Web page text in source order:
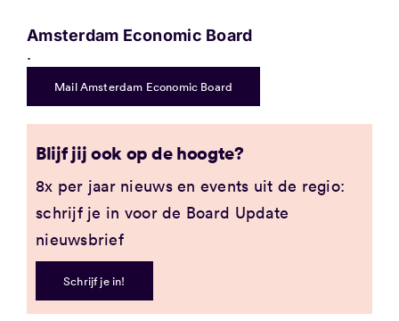
Amsterdam Economic Board
.
Mail Amsterdam Economic Board
Blijf jij ook op de hoogte?
8x per jaar nieuws en events uit de regio:
schrijf je in voor de Board Update
nieuwsbrief
Schrijf je in!